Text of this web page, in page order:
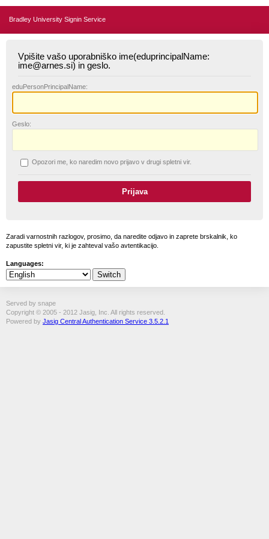
Bradley University Signin Service
Vpišite vašo uporabniško ime(eduprincipalName:
ime@arnes.si) in geslo.
eduPersonPrincipalName:
Geslo:
Opozori me, ko naredim novo prijavo v drugi spletni vir.
Zaradi varnostnih razlogov, prosimo, da naredite odjavo in zaprete brskalnik, ko
zapustite spletni vir, ki je zahteval vašo avtentikacijo.
Languages:
Served by snape
Copyright © 2005 - 2012 Jasig, Inc. All rights reserved.
Powered by Jasig Central Authentication Service 3.5.2.1